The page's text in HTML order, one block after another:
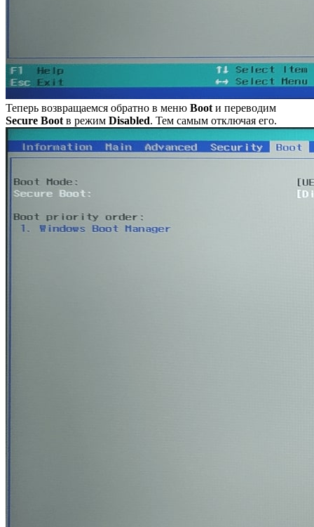
Теперь возвращаемся обратно в меню Boot и переводим
Secure Boot в режим Disabled. Тем самым отключая его.